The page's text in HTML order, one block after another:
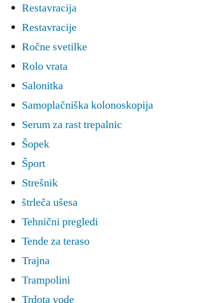
Restavracija
Restavracije
Ročne svetilke
Rolo vrata
Salonitka
Samoplačniška kolonoskopija
Serum za rast trepalnic
Šopek
Šport
Strešnik
štrleča ušesa
Tehnični pregledi
Tende za teraso
Trajna
Trampolini
Trdota vode